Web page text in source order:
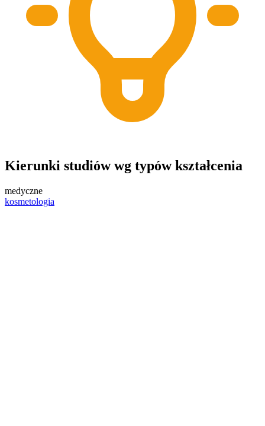
Kierunki studiów wg typów kształcenia
medyczne
kosmetologia